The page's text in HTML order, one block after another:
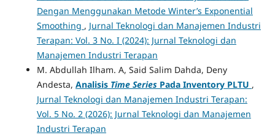
Dengan Menggunakan Metode Winter’s Exponential
Smoothing , Jurnal Teknologi dan Manajemen Industri
Terapan: Vol. 3 No. I (2024): Jurnal Teknologi dan
Manajemen Industri Terapan
M. Abdullah Ilham. A, Said Salim Dahda, Deny
Andesta, Analisis Time Series Pada Inventory PLTU ,
Jurnal Teknologi dan Manajemen Industri Terapan:
Vol. 5 No. 2 (2026): Jurnal Teknologi dan Manajemen
Industri Terapan